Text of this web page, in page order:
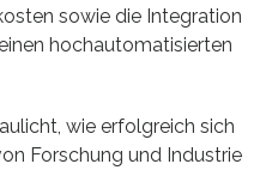
sowie die Integration
hochautomatisierten
wie erfolgreich sich
Forschung und Industrie